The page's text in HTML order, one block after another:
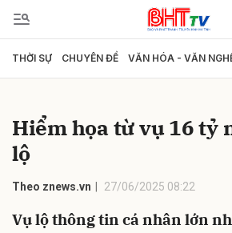
THỜI SỰ CHUYÊN ĐỀ VĂN HÓA - VĂN
Hiểm họa từ vụ 16 tỷ
lộ
Theo znews.vn 27/06/2025 08:22
Vụ lộ thông tin cá nhân lớn
Gửi bình luận